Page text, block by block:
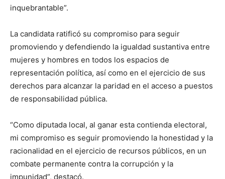
inquebrantable”.
La candidata ratificó su compromiso para seguir
promoviendo y defendiendo la igualdad sustantiva entre
mujeres y hombres en todos los espacios de
representación política, así como en el ejercicio de sus
derechos para alcanzar la paridad en el acceso a puestos
de responsabilidad pública.
“Como diputada local, al ganar esta contienda electoral,
mi compromiso es seguir promoviendo la honestidad y la
racionalidad en el ejercicio de recursos públicos, en un
combate permanente contra la corrupción y la
impunidad”, destacó.